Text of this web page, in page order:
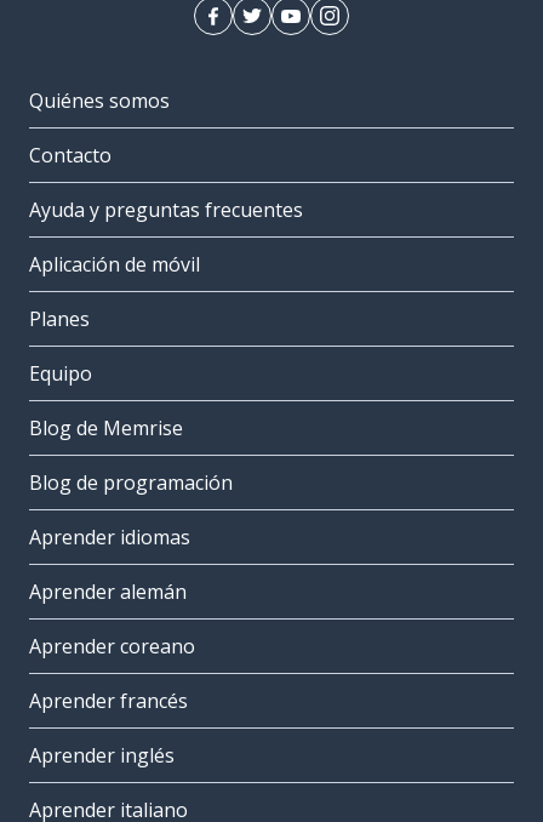
Quiénes somos
Contacto
Ayuda y preguntas frecuentes
Aplicación de móvil
Planes
Equipo
Blog de Memrise
Blog de programación
Aprender idiomas
Aprender alemán
Aprender coreano
Aprender francés
Aprender inglés
Aprender italiano